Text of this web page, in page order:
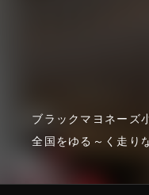
ブラックマヨネーズ
全国をゆる～く走り